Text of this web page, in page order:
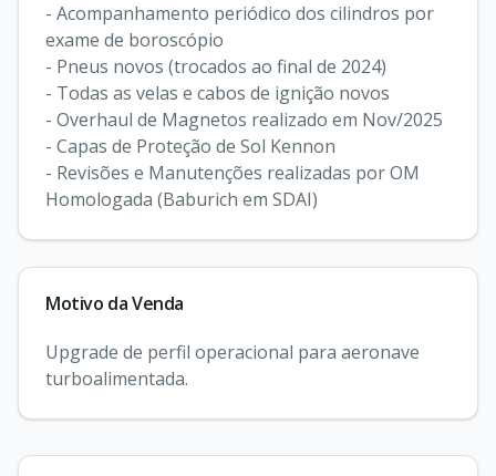
- Acompanhamento periódico dos cilindros por
exame de boroscópio
- Pneus novos (trocados ao final de 2024)
- Todas as velas e cabos de ignição novos
- Overhaul de Magnetos realizado em Nov/2025
- Capas de Proteção de Sol Kennon
- Revisões e Manutenções realizadas por OM
Homologada (Baburich em SDAI)
Motivo da Venda
Upgrade de perfil operacional para aeronave
turboalimentada.